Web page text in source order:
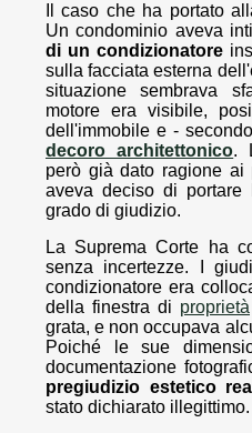
Il caso che ha portato
Un condominio aveva
di un condizionatore
sulla facciata esterna
situazione sembrava
motore era visibile,
dell'immobile e -
decoro architettonico.
però già dato ragione ai
aveva deciso di portare
grado di giudizio.
La Suprema Corte ha
senza incertezze. I
condizionatore era
della finestra di proprietà
grata, e non occupava
Poiché le sue
documentazione
pregiudizio estetico
stato dichiarato illegittimo.